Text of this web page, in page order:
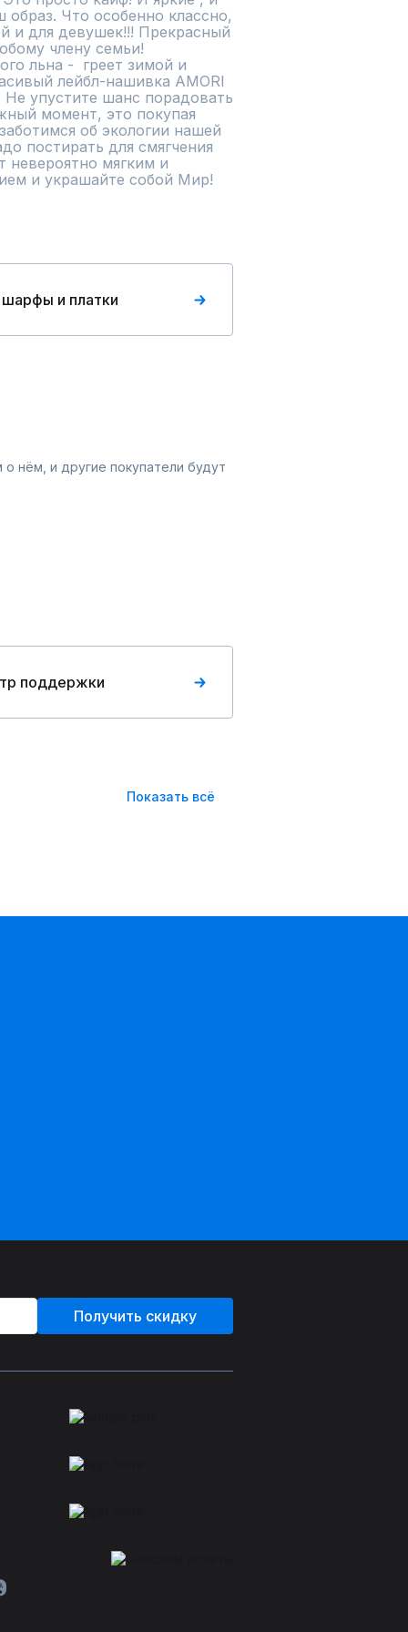
Что особенно классно,
и для девушек!!! Прекрасный
члену семьи!
льна -  греет зимой и
лейбл-нашивка AMORI
упустите шанс порадовать
момент, это покупая
об экологии нашей
постирать для смягчения
невероятно мягким и
и украшайте собой Мир!
и платки
нём, и другие покупатели будут
поддержки
Показать всё
Получить скидку